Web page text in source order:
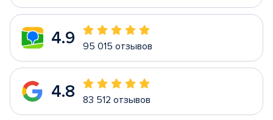
4.9 95 015 отзывов
4.8 83 512 отзывов